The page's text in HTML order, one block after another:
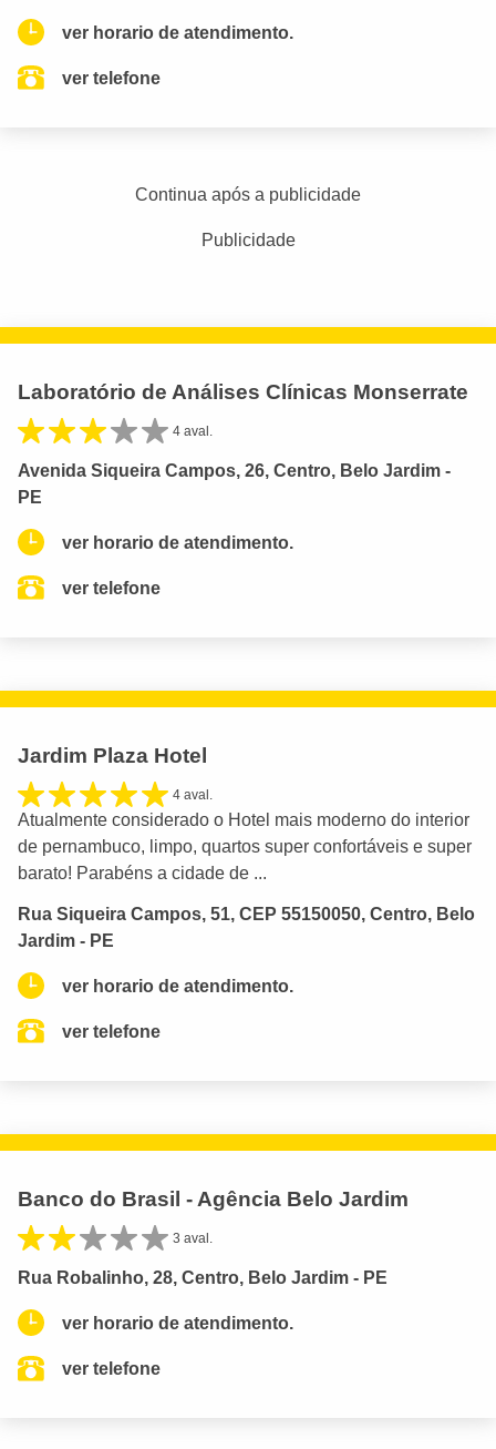
ver horario de atendimento.
ver telefone
Continua após a publicidade
Publicidade
Laboratório de Análises Clínicas Monserrate
4 aval.
Avenida Siqueira Campos, 26, Centro, Belo Jardim -
PE
ver horario de atendimento.
ver telefone
Jardim Plaza Hotel
4 aval.
Atualmente considerado o Hotel mais moderno do interior
de pernambuco, limpo, quartos super confortáveis e super
barato! Parabéns a cidade de ...
Rua Siqueira Campos, 51, CEP 55150050, Centro, Belo
Jardim - PE
ver horario de atendimento.
ver telefone
Banco do Brasil - Agência Belo Jardim
3 aval.
Rua Robalinho, 28, Centro, Belo Jardim - PE
ver horario de atendimento.
ver telefone